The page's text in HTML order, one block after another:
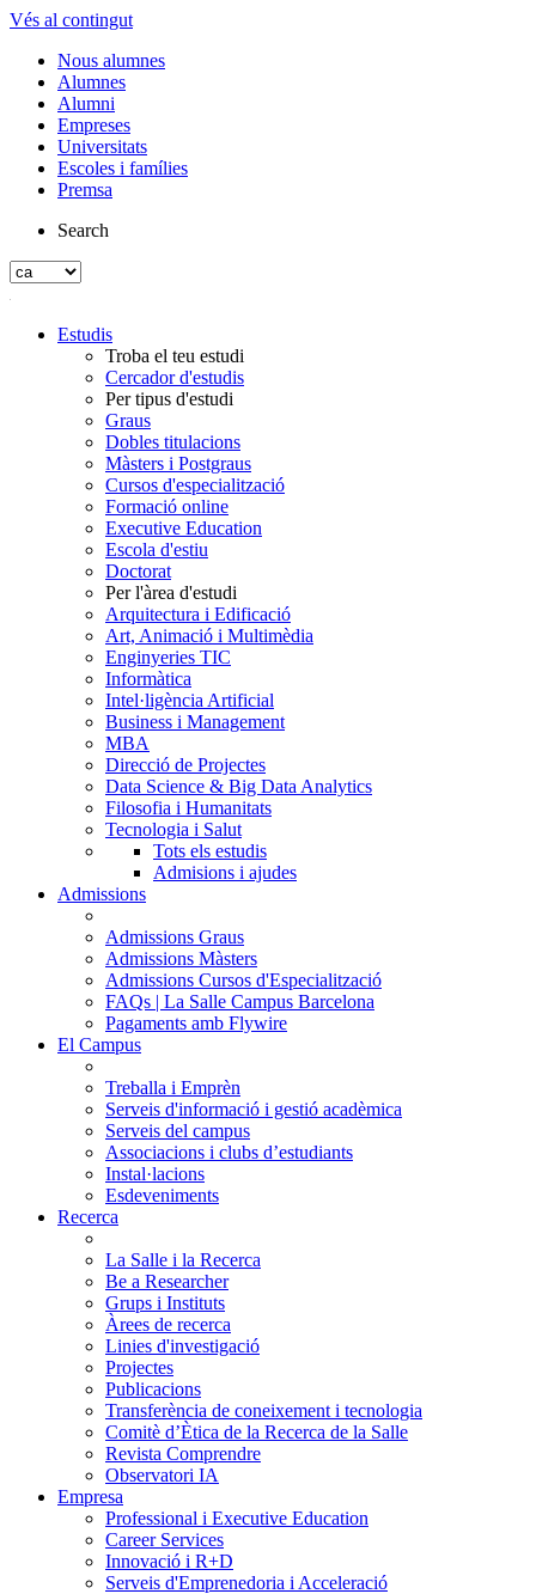
Vés al contingut
Nous alumnes
Alumnes
Alumni
Empreses
Universitats
Escoles i famílies
Premsa
Search
Estudis
Troba el teu estudi
Cercador d'estudis
Per tipus d'estudi
Graus
Dobles titulacions
Màsters i Postgraus
Cursos d'especialització
Formació online
Executive Education
Escola d'estiu
Doctorat
Per l'àrea d'estudi
Arquitectura i Edificació
Art, Animació i Multimèdia
Enginyeries TIC
Informàtica
Intel·ligència Artificial
Business i Management
MBA
Direcció de Projectes
Data Science & Big Data Analytics
Filosofia i Humanitats
Tecnologia i Salut
Tots els estudis
Admisions i ajudes
Admissions
Admissions Graus
Admissions Màsters
Admissions Cursos d'Especialització
FAQs | La Salle Campus Barcelona
Pagaments amb Flywire
El Campus
Treballa i Emprèn
Serveis d'informació i gestió acadèmica
Serveis del campus
Associacions i clubs d’estudiants
Instal·lacions
Esdeveniments
Recerca
La Salle i la Recerca
Be a Researcher
Grups i Instituts
Àrees de recerca
Linies d'investigació
Projectes
Publicacions
Transferència de coneixement i tecnologia
Comitè d’Ètica de la Recerca de la Salle
Revista Comprendre
Observatori IA
Empresa
Professional i Executive Education
Career Services
Innovació i R+D
Serveis d'Emprenedoria i Acceleració